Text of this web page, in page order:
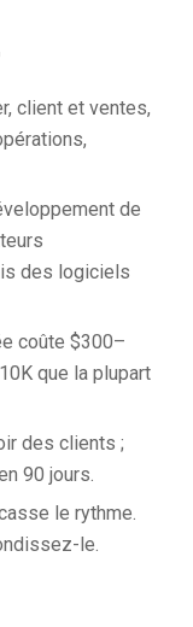
client et ventes,
de
des logiciels
coûte $300–
que la plupart
des clients ;
90 jours.
le rythme.
le.